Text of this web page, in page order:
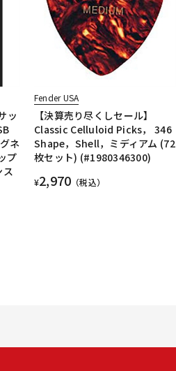
ッ
ネ
プ
ス
Fender USA
【決算売り尽くしセール】
Classic Celluloid Picks， 346
Shape，Shell，ミディアム (72
枚セット) (#1980346300)
¥2,970 （税込）